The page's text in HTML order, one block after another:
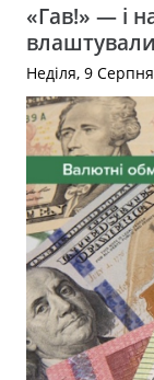
«Гав!» — і
Неділя, 9